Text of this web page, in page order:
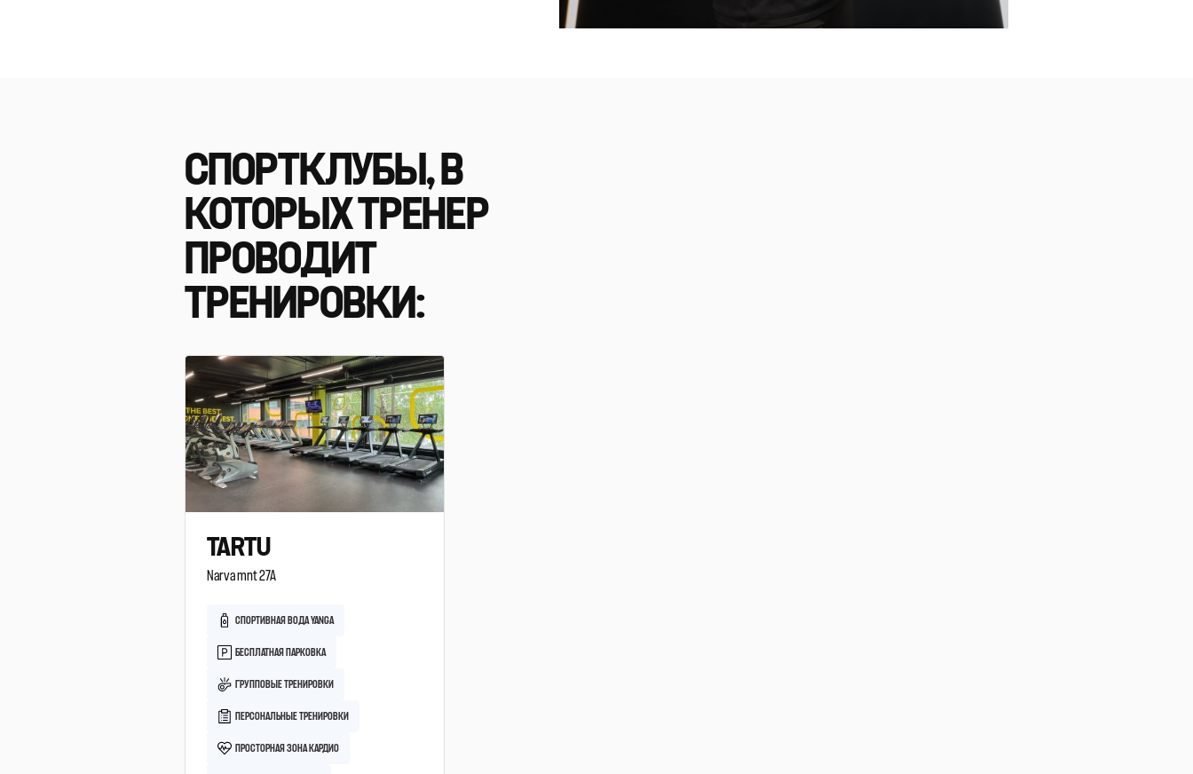
СПОРТКЛУБЫ, В
КОТОРЫХ ТРЕНЕР
ПРОВОДИТ
ТРЕНИРОВКИ:
TARTU
Narva mnt 27A
CПОРТИВНАЯ ВОДА YANGA
БЕСПЛАТНАЯ ПАРКОВКА
ГРУППОВЫЕ ТРЕНИРОВКИ
ПЕРСОНАЛЬНЫЕ ТРЕНИРОВКИ
ПРОСТОРНАЯ ЗОНА КАРДИО